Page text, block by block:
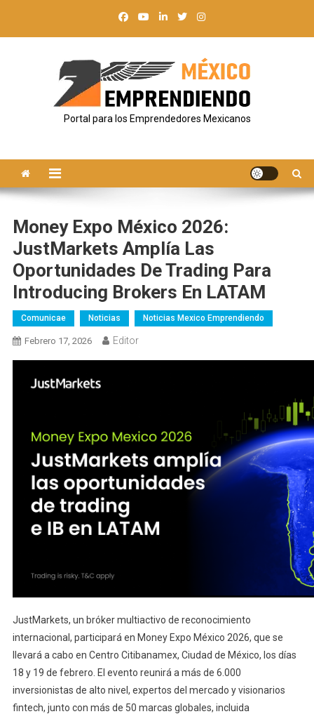
Portal para los Emprendedores Mexicanos
Money Expo México 2026:
JustMarkets Amplía Las
Oportunidades De Trading Para
Introducing Brokers En LATAM
Comunicae Noticias Noticias Mexico Emprendiendo
Febrero 17, 2026 Editor
JustMarkets, un bróker multiactivo de reconocimiento
internacional, participará en Money Expo México 2026, que se
llevará a cabo en Centro Citibanamex, Ciudad de México, los días
18 y 19 de febrero. El evento reunirá a más de 6.000
inversionistas de alto nivel, expertos del mercado y visionarios
fintech, junto con más de 50 marcas globales, incluida